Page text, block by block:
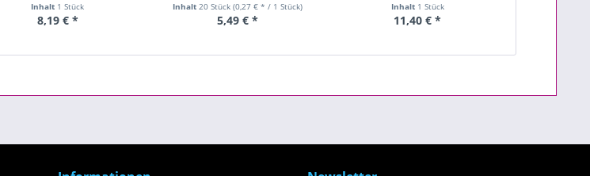
Inhalt 1 Stück
8,19 € *
Inhalt20 Stück(0,27 € * / 1 Stück)
5,49 € *
Inhalt 1 Stück
11,40 € *